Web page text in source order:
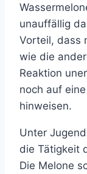
unauffällig
Vorteil, dass
wie die
Reaktion
noch auf
hinweisen.
Unter
die Tätigkeit
Die Melone